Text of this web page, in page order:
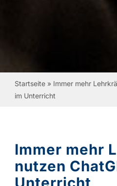
Startseite» Immer mehr
im Unterricht
Immer mehr
nutzen
Unterricht